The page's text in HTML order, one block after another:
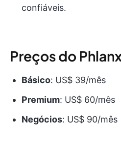
confiáveis.
Preços do
Básico: US$ 39/mês
Premium: US$ 60/mês
Negócios: US$ 90/mês